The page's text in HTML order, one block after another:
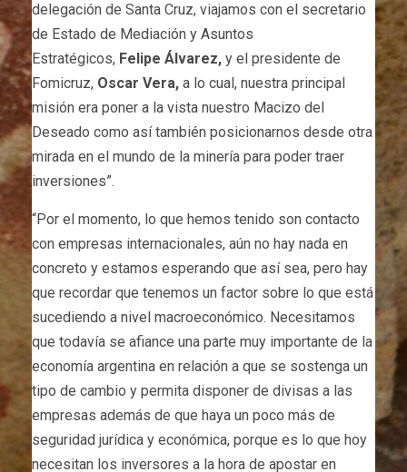
delegación de Santa Cruz, viajamos con el secretario
de Estado de Mediación y Asuntos
Estratégicos, Felipe Álvarez, y el presidente de
Fomicruz, Oscar Vera, a lo cual, nuestra principal
misión era poner a la vista nuestro Macizo del
Deseado como así también posicionarnos desde otra
mirada en el mundo de la minería para poder traer
inversiones”.
“Por el momento, lo que hemos tenido son contacto
con empresas internacionales, aún no hay nada en
concreto y estamos esperando que así sea, pero hay
que recordar que tenemos un factor sobre lo que está
sucediendo a nivel macroeconómico. Necesitamos
que todavía se afiance una parte muy importante de la
economía argentina en relación a que se sostenga un
tipo de cambio y permita disponer de divisas a las
empresas además de que haya un poco más de
seguridad jurídica y económica, porque es lo que hoy
necesitan los inversores a la hora de apostar en